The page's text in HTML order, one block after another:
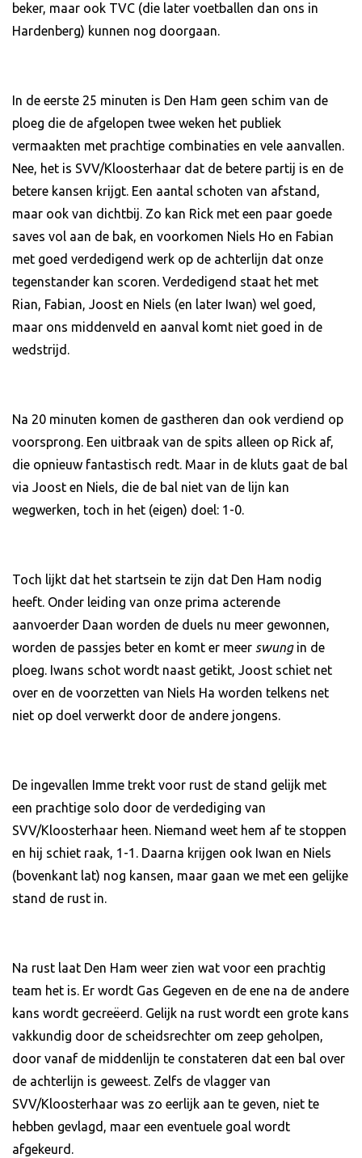
beker, maar ook TVC (die later voetballen dan ons in
Hardenberg) kunnen nog doorgaan.
In de eerste 25 minuten is Den Ham geen schim van de
ploeg die de afgelopen twee weken het publiek
vermaakten met prachtige combinaties en vele aanvallen.
Nee, het is SVV/Kloosterhaar dat de betere partij is en de
betere kansen krijgt. Een aantal schoten van afstand,
maar ook van dichtbij. Zo kan Rick met een paar goede
saves vol aan de bak, en voorkomen Niels Ho en Fabian
met goed verdedigend werk op de achterlijn dat onze
tegenstander kan scoren. Verdedigend staat het met
Rian, Fabian, Joost en Niels (en later Iwan) wel goed,
maar ons middenveld en aanval komt niet goed in de
wedstrijd.
Na 20 minuten komen de gastheren dan ook verdiend op
voorsprong. Een uitbraak van de spits alleen op Rick af,
die opnieuw fantastisch redt. Maar in de kluts gaat de bal
via Joost en Niels, die de bal niet van de lijn kan
wegwerken, toch in het (eigen) doel: 1-0.
Toch lijkt dat het startsein te zijn dat Den Ham nodig
heeft. Onder leiding van onze prima acterende
aanvoerder Daan worden de duels nu meer gewonnen,
worden de passjes beter en komt er meer swungin de
ploeg. Iwans schot wordt naast getikt, Joost schiet net
over en de voorzetten van Niels Ha worden telkens net
niet op doel verwerkt door de andere jongens.
De ingevallen Imme trekt voor rust de stand gelijk met
een prachtige solo door de verdediging van
SVV/Kloosterhaar heen. Niemand weet hem af te stoppen
en hij schiet raak, 1-1. Daarna krijgen ook Iwan en Niels
(bovenkant lat) nog kansen, maar gaan we met een gelijke
stand de rust in.
Na rust laat Den Ham weer zien wat voor een prachtig
team het is. Er wordt Gas Gegeven en de ene na de andere
kans wordt gecreëerd. Gelijk na rust wordt een grote kans
vakkundig door de scheidsrechter om zeep geholpen,
door vanaf de middenlijn te constateren dat een bal over
de achterlijn is geweest. Zelfs de vlagger van
SVV/Kloosterhaar was zo eerlijk aan te geven, niet te
hebben gevlagd, maar een eventuele goal wordt
afgekeurd.